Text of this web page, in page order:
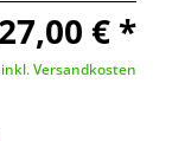
27,00 € *
inkl. Versandkosten